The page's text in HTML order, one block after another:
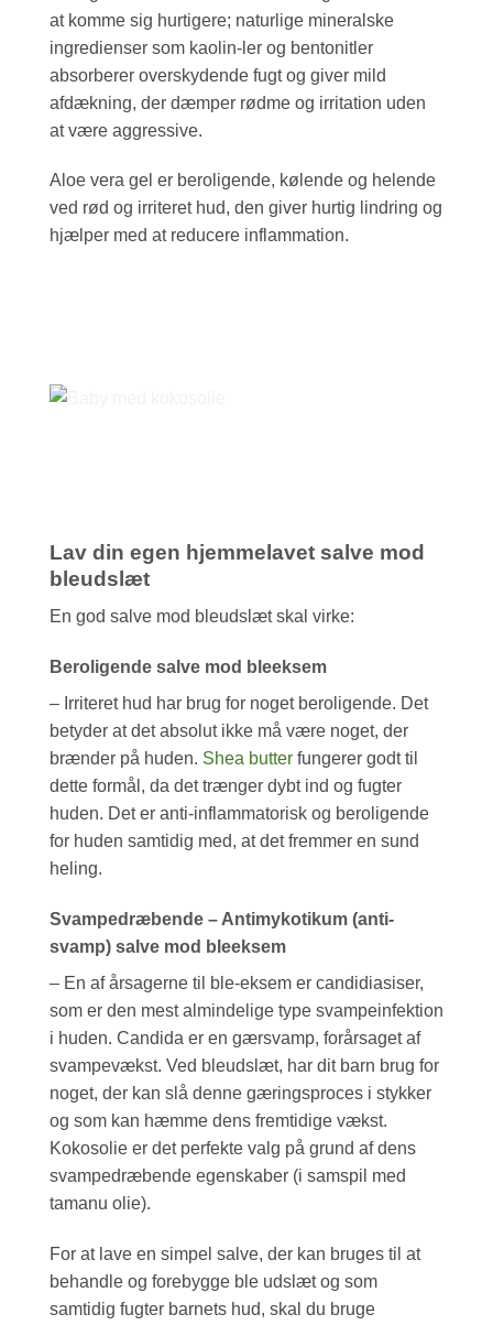
at komme sig hurtigere; naturlige mineralske
ingredienser som kaolin-ler og bentonitler
absorberer overskydende fugt og giver mild
afdækning, der dæmper rødme og irritation uden
at være aggressive.
Aloe vera gel er beroligende, kølende og helende
ved rød og irriteret hud, den giver hurtig lindring og
hjælper med at reducere inflammation.
Lav din egen hjemmelavet salve mod
bleudslæt
En god salve mod bleudslæt skal virke:
Beroligende salve mod bleeksem
– Irriteret hud har brug for noget beroligende. Det
betyder at det absolut ikke må være noget, der
brænder på huden. Shea butter fungerer godt til
dette formål, da det trænger dybt ind og fugter
huden. Det er anti-inflammatorisk og beroligende
for huden samtidig med, at det fremmer en sund
heling.
Svampedræbende – Antimykotikum (anti-
svamp) salve mod bleeksem
– En af årsagerne til ble-eksem er candidiasiser,
som er den mest almindelige type svampeinfektion
i huden. Candida er en gærsvamp, forårsaget af
svampevækst. Ved bleudslæt, har dit barn brug for
noget, der kan slå denne gæringsproces i stykker
og som kan hæmme dens fremtidige vækst.
Kokosolie er det perfekte valg på grund af dens
svampedræbende egenskaber (i samspil med
tamanu olie).
For at lave en simpel salve, der kan bruges til at
behandle og forebygge ble udslæt og som
samtidig fugter barnets hud, skal du bruge